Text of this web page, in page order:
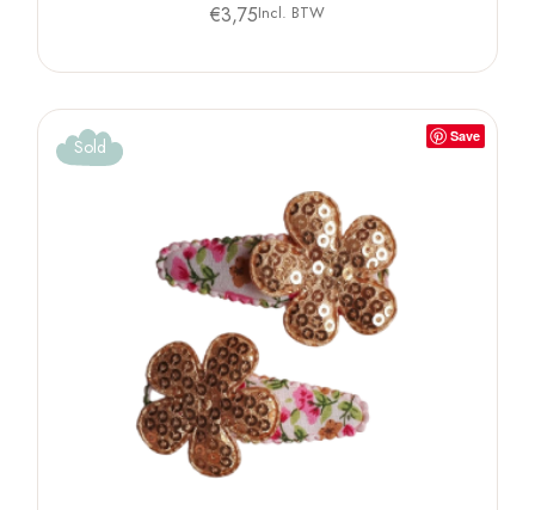
€3,75Incl. BTW
Save
Sold